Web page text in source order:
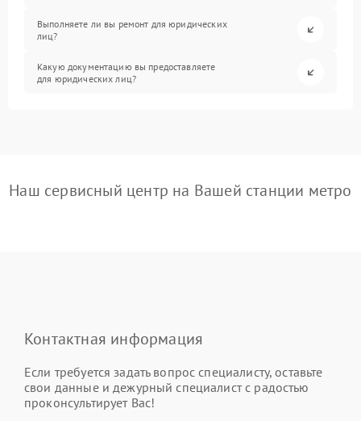
Выполняете ли вы ремонт для юридических
лиц?
Какую документацию вы предоставляете
для юридических лиц?
Наш сервисный центр на Вашей станции метро
Контактная информация
Если требуется задать вопрос специалисту, оставьте
свои данные и дежурный специалист с радостью
проконсультирует Вас!